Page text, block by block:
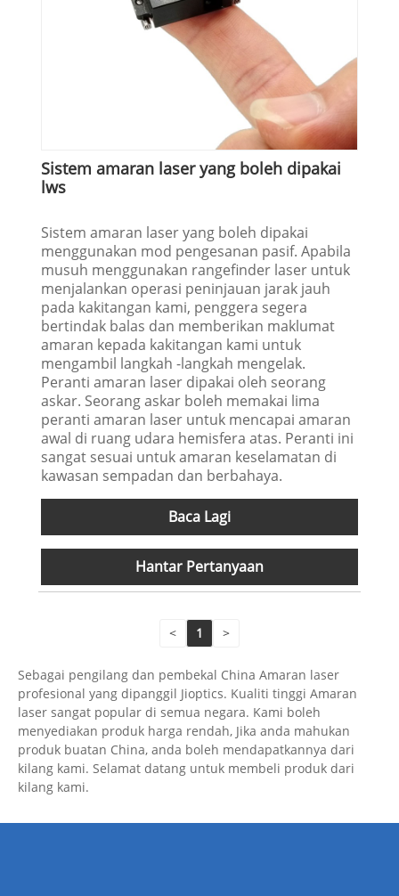
Sistem amaran laser yang boleh dipakai
lws
Sistem amaran laser yang boleh dipakai
menggunakan mod pengesanan pasif. Apabila
musuh menggunakan rangefinder laser untuk
menjalankan operasi peninjauan jarak jauh
pada kakitangan kami, penggera segera
bertindak balas dan memberikan maklumat
amaran kepada kakitangan kami untuk
mengambil langkah -langkah mengelak.
Peranti amaran laser dipakai oleh seorang
askar. Seorang askar boleh memakai lima
peranti amaran laser untuk mencapai amaran
awal di ruang udara hemisfera atas. Peranti ini
sangat sesuai untuk amaran keselamatan di
kawasan sempadan dan berbahaya.
Baca Lagi
Hantar Pertanyaan
< 1 >
Sebagai pengilang dan pembekal China Amaran laser
profesional yang dipanggil Jioptics. Kualiti tinggi Amaran
laser sangat popular di semua negara. Kami boleh
menyediakan produk harga rendah, Jika anda mahukan
produk buatan China, anda boleh mendapatkannya dari
kilang kami. Selamat datang untuk membeli produk dari
kilang kami.